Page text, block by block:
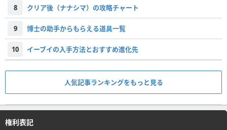
8 クリア後（ナナシマ）の攻略チャート
9 博士の助手からもらえる道具一覧
10 イーブイの入手方法とおすすめ進化先
人気記事ランキングをもっと見る
権利表記